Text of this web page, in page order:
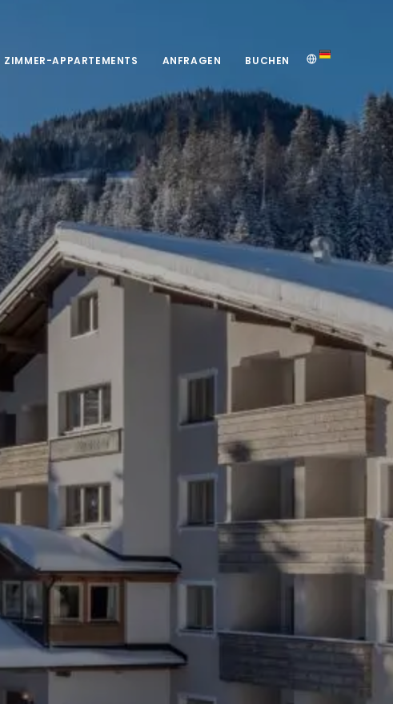
ZIMMER-APPARTEMENTS ANFRAGEN BUCHEN